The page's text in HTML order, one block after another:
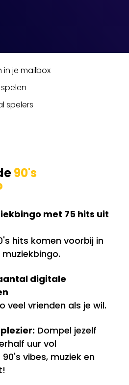
in je mailbox
spelers
90's
met 75 hits uit
hits komen voorbij in
digitale
veel vrienden als je wil.
Dompel jezelf
uur vol
vibes, muziek en